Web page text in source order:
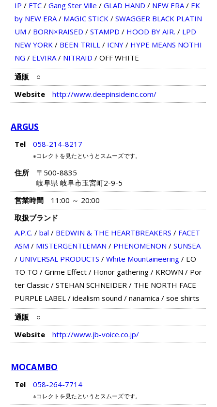
IP / FTC/ Gang Ster Ville / GLAD HAND / NEW ERA/ EK
by NEW ERA/ MAGIC STICK/ SWAGGER BLACK PLATIN
UM / BORN×RAISED / STAMPD / HOOD BY AIR. / LPD
NEW YORK/ BEEN TRILL/ ICNY/ HYPE MEANS NOTHI
NG / ELVIRA/ NITRAID / OFF WHITE
通販
○
Website
http://www.deepinsideinc.com/
ARGUS
Tel 058-214-8217
※コレクトを見たというとスムーズです。
住所
〒500-8835
岐阜県 岐阜市玉宮町2-9-5
営業時間
11:00 ～ 20:00
取扱ブランド
A.P.C. / bal / BEDWIN & THE HEARTBREAKERS / FACET
ASM / MISTERGENTLEMAN / PHENOMENON / SUNSEA
/ UNIVERSAL PRODUCTS / White Mountaineering/ EO
TO TO / Grime Effect/ Honor gathering/ KROWN / Por
ter Classic/ STEHAN SCHNEIDER/ THE NORTH FACE
PURPLE LABEL/ idealism sound / nanamica / soe shirts
通販
○
Website
http://www.jb-voice.co.jp/
MOCAMBO
Tel 058-264-7714
※コレクトを見たというとスムーズです。